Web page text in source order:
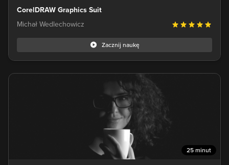
CorelDRAW Graphics Suit
Michał Wedlechowicz
Zacznij naukę
25 minut